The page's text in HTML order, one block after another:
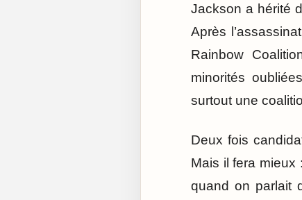
Jackson a hérité
Après
Rainbow
minorités
surtout une
Deux fois
Mais il fera mieux
quand on parlait